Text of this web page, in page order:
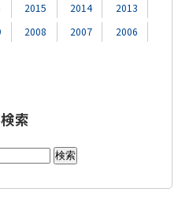
2015 2014
2013
2008 2007
2006
索